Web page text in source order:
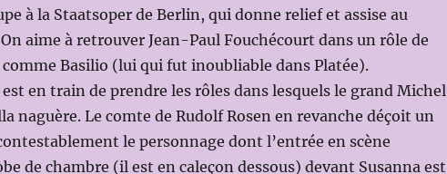
à la Staatsoper de Berlin, qui donne relief et assise au
aime à retrouver Jean-Paul Fouchécourt dans un rôle de
Basilio (lui qui fut inoubliable dans Platée).
en train de prendre les rôles dans lesquels le grand Michel
naguère. Le comte de Rudolf Rosen en revanche déçoit un
le personnage dont l’entrée en scène
de chambre (il est en caleçon dessous) devant Susanna est